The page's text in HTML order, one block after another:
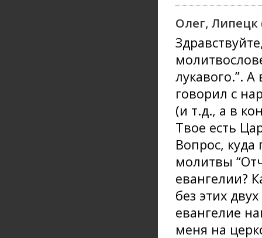
Олег, Липецк
лукавого.”.
говорил с
(и т.д., а в
Твое есть
Вопрос,
молитвы
евангелии?
без этих
евангелие
меня на